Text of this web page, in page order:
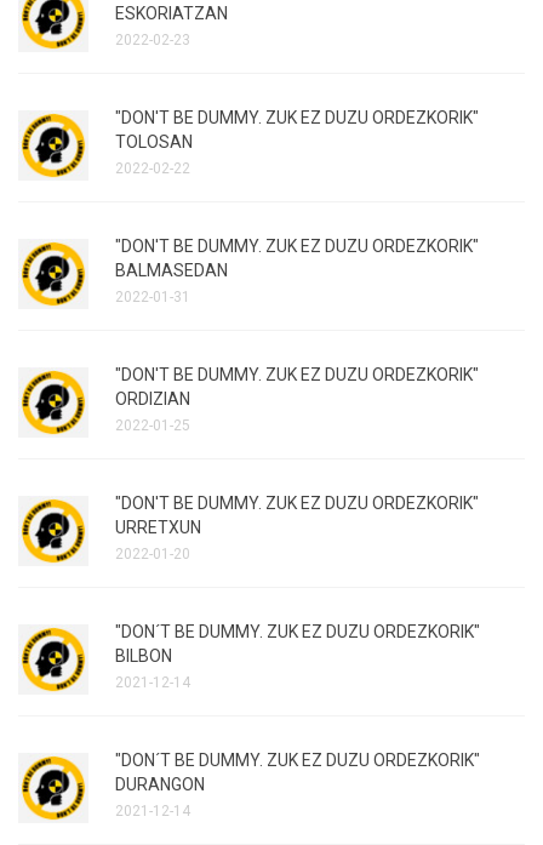
ESKORIATZAN
2022-02-23
"DON'T BE DUMMY. ZUK EZ DUZU ORDEZKORIK"
TOLOSAN
2022-02-22
"DON'T BE DUMMY. ZUK EZ DUZU ORDEZKORIK"
BALMASEDAN
2022-01-31
"DON'T BE DUMMY. ZUK EZ DUZU ORDEZKORIK"
ORDIZIAN
2022-01-25
"DON'T BE DUMMY. ZUK EZ DUZU ORDEZKORIK"
URRETXUN
2022-01-20
"DON´T BE DUMMY. ZUK EZ DUZU ORDEZKORIK"
BILBON
2021-12-14
"DON´T BE DUMMY. ZUK EZ DUZU ORDEZKORIK"
DURANGON
2021-12-14